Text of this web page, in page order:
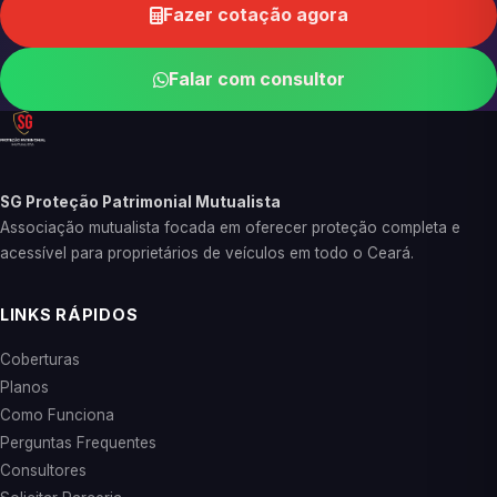
Fazer cotação agora
Falar com consultor
SG Proteção Patrimonial Mutualista
Associação mutualista focada em oferecer proteção completa e
acessível para proprietários de veículos em todo o Ceará.
LINKS RÁPIDOS
Coberturas
Planos
Como Funciona
Perguntas Frequentes
Consultores